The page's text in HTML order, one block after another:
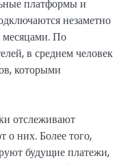
платформы и
незаметно
месяцами. По
в среднем человек
которыми
отслеживают
о них. Более того,
будущие платежи,